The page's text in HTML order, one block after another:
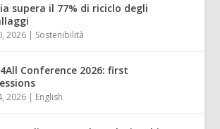
supera il 77% di riciclo degli
2026 | Sostenibilità
Conference 2026: first
2026 | English